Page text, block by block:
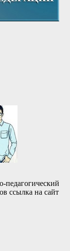
ссылка на сайт